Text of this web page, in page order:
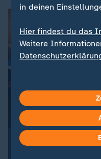
ZDFsportstudio Update
in deinen
Hier findest du das
Weitere